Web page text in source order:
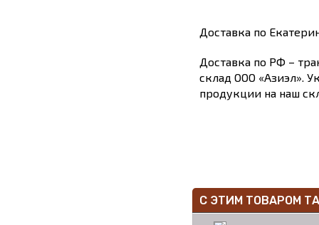
Доставка по
Доставка по РФ –
склад ООО «Азиэл».
продукции на наш
С ЭТИМ ТОВАРОМ